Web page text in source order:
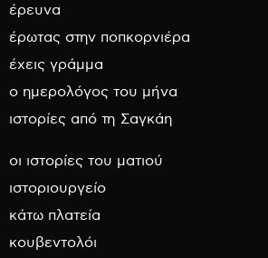
έρευνα
έρωτας στην ποπκορνιέρα
έχεις γράμμα
ο ημερολόγος του μήνα
ιστορίες από τη Σαγκάη
οι ιστορίες του ματιού
ιστοριουργείο
κάτω πλατεία
κουβεντολόι